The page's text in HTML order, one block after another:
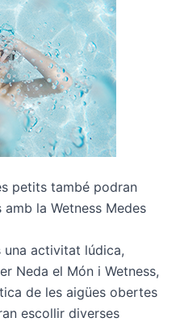
petits també podran
la Wetness Medes
una activitat lúdica,
Neda el Món i Wetness,
de les aigües obertes
escollir diverses